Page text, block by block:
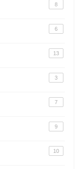
8
6
13
3
7
9
10